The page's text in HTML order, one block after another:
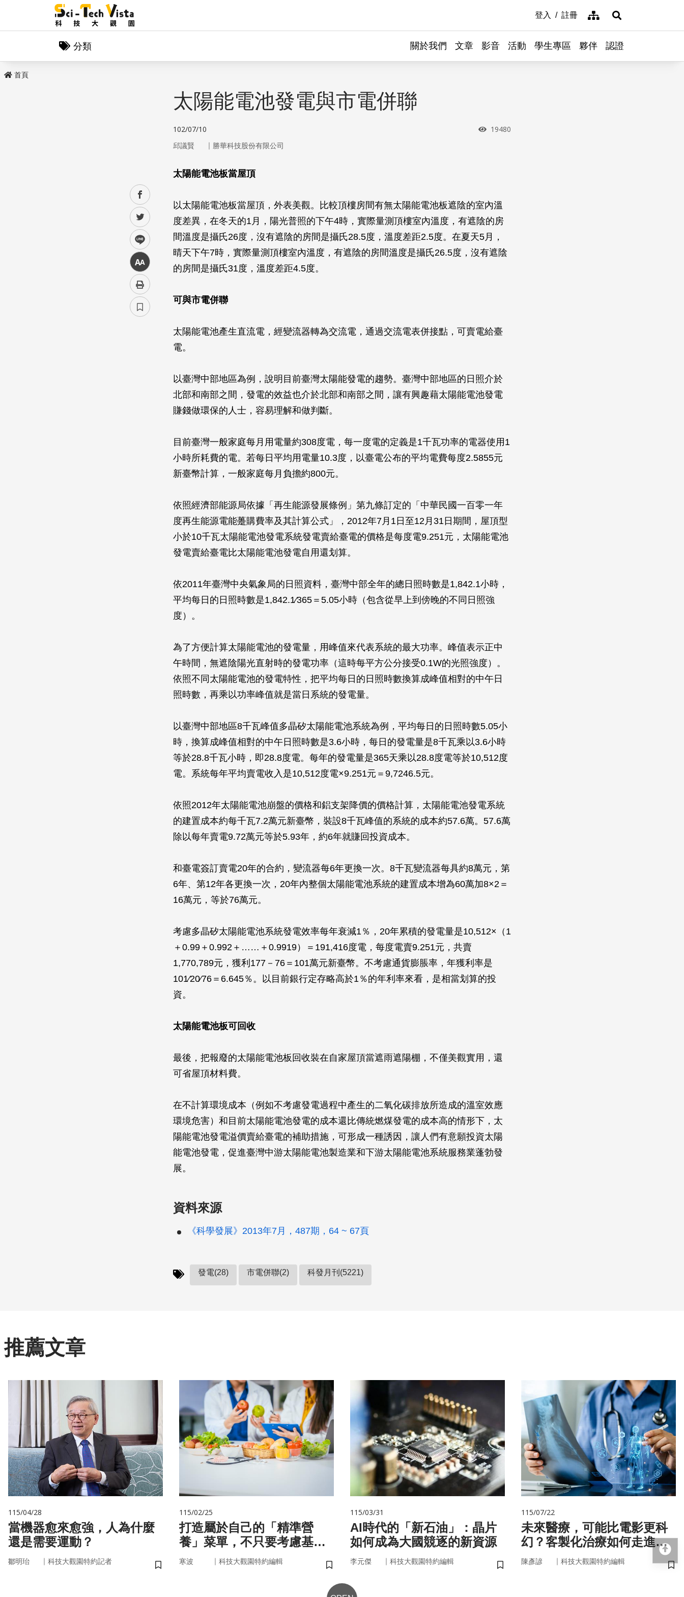
登入 註冊 網站導覽展開搜尋
分類 關於我們 文章 影音 活動 學生專區 夥伴 認證
首頁
facebook
twitter
line
中
太陽能電池發電與市電併聯
102/07/10 瀏覽次數
19480
邱議賢 ｜ 勝華科技股份有限公司
太陽能電池板當屋頂
以太陽能電池板當屋頂，外表美觀。比較頂樓房間有無太陽能電池板遮陰的室內溫
度差異，在冬天的1月，陽光普照的下午4時，實際量測頂樓室內溫度，有遮陰的房
間溫度是攝氏26度，沒有遮陰的房間是攝氏28.5度，溫度差距2.5度。在夏天5月，
晴天下午7時，實際量測頂樓室內溫度，有遮陰的房間溫度是攝氏26.5度，沒有遮陰
的房間是攝氏31度，溫度差距4.5度。
可與市電併聯
太陽能電池產生直流電，經變流器轉為交流電，通過交流電表併接點，可賣電給臺
電。
以臺灣中部地區為例，說明目前臺灣太陽能發電的趨勢。臺灣中部地區的日照介於
北部和南部之間，發電的效益也介於北部和南部之間，讓有興趣藉太陽能電池發電
賺錢做環保的人士，容易理解和做判斷。
目前臺灣一般家庭每月用電量約308度電，每一度電的定義是1千瓦功率的電器使用1
小時所耗費的電。若每日平均用電量10.3度，以臺電公布的平均電費每度2.5855元
新臺幣計算，一般家庭每月負擔約800元。
依照經濟部能源局依據「再生能源發展條例」第九條訂定的「中華民國一百零一年
度再生能源電能躉購費率及其計算公式」，2012年7月1日至12月31日期間，屋頂型
小於10千瓦太陽能電池發電系統發電賣給臺電的價格是每度電9.251元，太陽能電池
發電賣給臺電比太陽能電池發電自用還划算。
依2011年臺灣中央氣象局的日照資料，臺灣中部全年的總日照時數是1,842.1小時，
平均每日的日照時數是1,842.1∕365＝5.05小時（包含從早上到傍晚的不同日照強
度）。
為了方便計算太陽能電池的發電量，用峰值來代表系統的最大功率。峰值表示正中
午時間，無遮陰陽光直射時的發電功率（這時每平方公分接受0.1W的光照強度）。
依照不同太陽能電池的發電特性，把平均每日的日照時數換算成峰值相對的中午日
照時數，再乘以功率峰值就是當日系統的發電量。
以臺灣中部地區8千瓦峰值多晶矽太陽能電池系統為例，平均每日的日照時數5.05小
時，換算成峰值相對的中午日照時數是3.6小時，每日的發電量是8千瓦乘以3.6小時
等於28.8千瓦小時，即28.8度電。每年的發電量是365天乘以28.8度電等於10,512度
電。系統每年平均賣電收入是10,512度電×9.251元＝9,7246.5元。
依照2012年太陽能電池崩盤的價格和鋁支架降價的價格計算，太陽能電池發電系統
的建置成本約每千瓦7.2萬元新臺幣，裝設8千瓦峰值的系統的成本約57.6萬。57.6萬
除以每年賣電9.72萬元等於5.93年，約6年就賺回投資成本。
和臺電簽訂賣電20年的合約，變流器每6年更換一次。8千瓦變流器每具約8萬元，第
6年、第12年各更換一次，20年內整個太陽能電池系統的建置成本增為60萬加8×2＝
16萬元，等於76萬元。
考慮多晶矽太陽能電池系統發電效率每年衰減1％，20年累積的發電量是10,512×（1
＋0.99＋0.992＋……＋0.9919）＝191,416度電，每度電賣9.251元，共賣
1,770,789元，獲利177－76＝101萬元新臺幣。不考慮通貨膨脹率，年獲利率是
101∕20∕76＝6.645％。以目前銀行定存略高於1％的年利率來看，是相當划算的投
資。
太陽能電池板可回收
最後，把報廢的太陽能電池板回收裝在自家屋頂當遮雨遮陽棚，不僅美觀實用，還
可省屋頂材料費。
在不計算環境成本（例如不考慮發電過程中產生的二氧化碳排放所造成的溫室效應
環境危害）和目前太陽能電池發電的成本還比傳統燃煤發電的成本高的情形下，太
陽能電池發電溢價賣給臺電的補助措施，可形成一種誘因，讓人們有意願投資太陽
能電池發電，促進臺灣中游太陽能電池製造業和下游太陽能電池系統服務業蓬勃發
展。
資料來源
《科學發展》2013年7月，487期，64 ~ 67頁
發電(28) 市電併聯(2) 科發月刊(5221)
推薦文章
115/04/28
當機器愈來愈強，人為什麼
還是需要運動？
鄒明珆 ｜ 科技大觀園特約記者
儲存書籤
115/02/25
打造屬於自己的「精準營
養」菜單，不只要考慮基
因，關鍵更在腸道微生物
寒波 ｜ 科技大觀園特約編輯
儲存書籤
115/03/31
AI時代的「新石油」：晶片
如何成為大國競逐的新資源
李元傑 ｜ 科技大觀園特約編輯
儲存書籤
115/07/22
未來醫療，可能比電影更科
幻？客製化治療如何走進真
實世界
陳彥諺 ｜ 科技大觀園特約編輯
儲
回